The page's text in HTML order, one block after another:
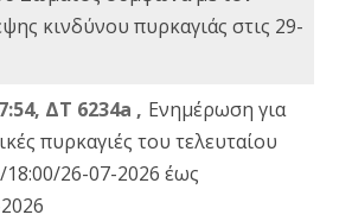
κινδύνου πυρκαγιάς στις 29-
ΔΤ 6234a , Ενημέρωση για
πυρκαγιές του τελευταίου
26-07-2026 έως